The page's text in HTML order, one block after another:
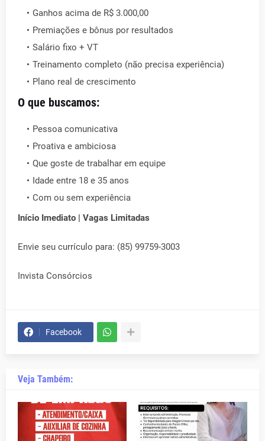
Ganhos acima de R$ 3.000,00
Premiações e bônus por resultados
Salário fixo + VT
Treinamento completo (não precisa experiência)
Plano real de crescimento
O que buscamos:
Pessoa comunicativa
Proativa e ambiciosa
Que goste de trabalhar em equipe
Idade entre 18 e 35 anos
Com ou sem experiência
Início Imediato | Vagas Limitadas
Envie seu currículo para: (85) 99759-3003
Invista Consórcios
Facebook
Veja Também: